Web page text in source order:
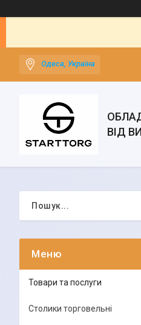
Одеса, Україна
ВІД
Товари та послуги
Столики торговельні